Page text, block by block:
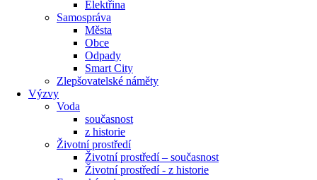
Elektřina
Samospráva
Města
Obce
Odpady
Smart City
Zlepšovatelské náměty
Výzvy
Voda
současnost
z historie
Životní prostředí
Životní prostředí – současnost
Životní prostředí ​- z historie